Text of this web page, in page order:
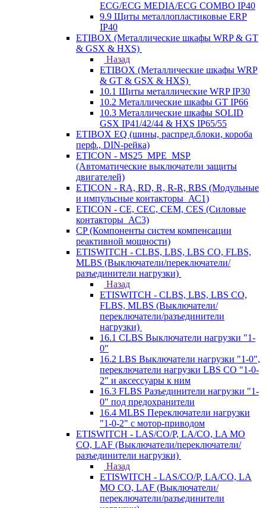
ECG/ECG MEDIA/ECG COMBO IP40
9.9 Щиты металлопластиковые ERP
IP40
ETIBOX (Металлические шкафы WRP & GT
& GSX & HXS)
Назад
ETIBOX (Металлические шкафы WRP
& GT & GSX & HXS)
10.1 Щиты металлические WRP IP30
10.2 Металлические шкафы GT IP66
10.3 Металлические шкафы SOLID
GSX IP41/42/44 & HXS IP65/55
ETIBOX EQ (шины, распред.блоки, короба
перф., DIN-рейка)
ETICON - MS25_MPE_MSP
(Автоматические выключатели защиты
двигателей)
ETICON - RA, RD, R, R-R, RBS (Модульные
и импульсные контакторы_АС1)
ETICON - CE, CEC, CEM, CES (Силовые
контакторы_АС3)
CP (Компоненты систем компенсации
реактивной мощности)
ETISWITCH - CLBS, LBS, LBS CO, FLBS,
MLBS (Выключатели/переключатели/
разъединители нагрузки)
Назад
ETISWITCH - CLBS, LBS, LBS CO,
FLBS, MLBS (Выключатели/
переключатели/разъединители
нагрузки)
16.1 CLBS Выключатели нагрузки "1-
0"
16.2 LBS Выключатели нагрузки "1-0",
переключатели нагрузки LBS CO "1-0-
2" и аксессуары к ним
16.3 FLBS Разъединители нагрузки "1-
0" под предохранители
16.4 MLBS Переключатели нагрузки
"1-0-2" с мотор-приводом
ETISWITCH - LAS/CO/P, LA/CO, LA MO
CO, LAF (Выключатели/переключатели/
разъединители нагрузки)
Назад
ETISWITCH - LAS/CO/P, LA/CO, LA
MO CO, LAF (Выключатели/
переключатели/разъединители